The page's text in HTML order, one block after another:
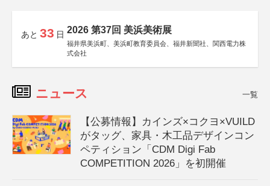
あと 33 日 2026 第37回 美浜美術展
福井県美浜町、美浜町教育委員会、福井新聞社、関西電力株
式会社
ニュース 一覧
【公募情報】カインズ×コクヨ×VUILD
がタッグ、家具・木工品デザインコン
ペティション「CDM Digi Fab
COMPETITION 2026」を初開催